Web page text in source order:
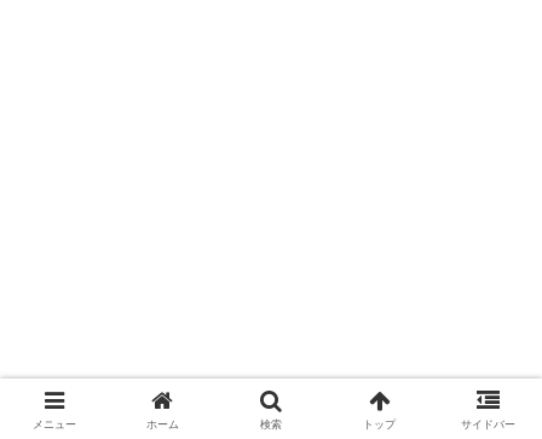
メニュー ホーム 検索 トップ サイドバー